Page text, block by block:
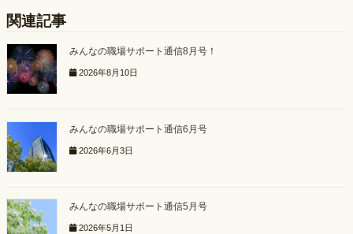
関連記事
みんなの職場サポート通信8月号！
2026年8月10日
みんなの職場サポート通信6月号
2026年6月3日
みんなの職場サポート通信5月号
2026年5月1日